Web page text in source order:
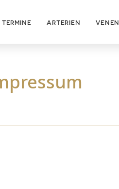
TERMINE ARTERIEN VENEN